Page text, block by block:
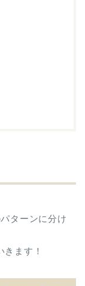
ターンに分け
ます！